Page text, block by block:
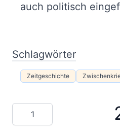
auch politisch
Schlagwörter
Zeitgeschichte
Menge